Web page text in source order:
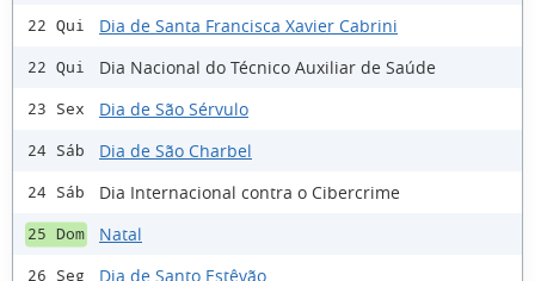
22 Qui Dia de Santa Francisca Xavier Cabrini
22 Qui Dia Nacional do Técnico Auxiliar de Saúde
23 Sex Dia de São Sérvulo
24 Sáb Dia de São Charbel
24 Sáb Dia Internacional contra o Cibercrime
25 Dom Natal
26 Seg Dia de Santo Estêvão